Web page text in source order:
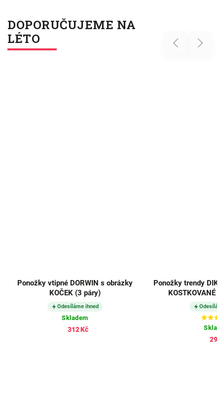
DOPORUČUJEME NA
LÉTO
Previous
Ponožky vtipné DORWIN s obrázky
KOČEK (3 páry)
Odesíláme ihned
Skladem
312 Kč
Ponožky trendy
KOSTKOVANÉ
Next